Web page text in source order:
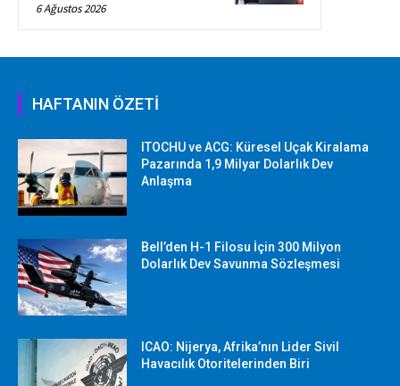
6 Ağustos 2026
HAFTANIN ÖZETİ
ITOCHU ve ACG: Küresel Uçak Kiralama
Pazarında 1,9 Milyar Dolarlık Dev
Anlaşma
Bell’den H-1 Filosu İçin 300 Milyon
Dolarlık Dev Savunma Sözleşmesi
ICAO: Nijerya, Afrika’nın Lider Sivil
Havacılık Otoritelerinden Biri